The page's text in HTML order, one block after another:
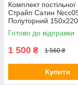
Комплект постільної
Страйп Сатин
Полуторний
кнопках
Готово до відправки
1 500 ₴ 1 560 ₴
Купити